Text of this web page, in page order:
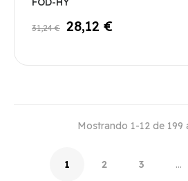
31,24 € 28,12 €
Mostrando 1-12 de 199
1 2 3 …